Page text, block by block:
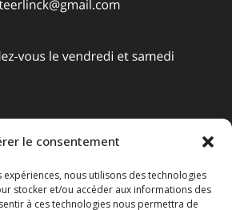
le consentement
nous utilisons des technologies
stocker et/ou accéder aux informations des
à ces technologies nous permettra de
de vente